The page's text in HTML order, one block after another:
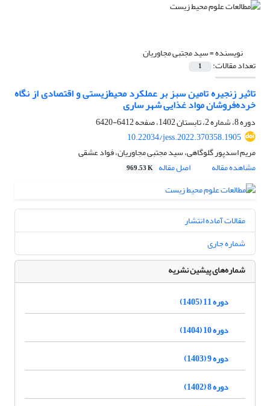
نویسنده =سید مجتبی مجاوریان
تعداد مقالات: 1
تاثیر زنجیره تامین سبز بر عملکرد محیط‌زیستی و اقتصادی از نگاه
خرده‌فروشان مواد غذایی شهر ساری
دوره 8، شماره 2، تابستان 1402، صفحه
6412-6420
10.22034/jess.2022.370358.1905
مریم اسدپور گلوگاهی، سید مجتبی مجاوریان، فواد عشقی
مشاهده مقاله
اصل مقاله 969.53 K
مقالات آماده انتشار
شماره جاری
شماره‌های پیشین نشریه
دوره 11 (1405)
دوره 10 (1404)
دوره 9 (1403)
دوره 8 (1402)